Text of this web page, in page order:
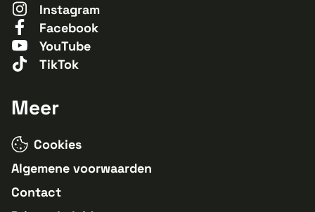
Instagram
Facebook
YouTube
TikTok
Meer
Cookies
Algemene voorwaarden
Contact